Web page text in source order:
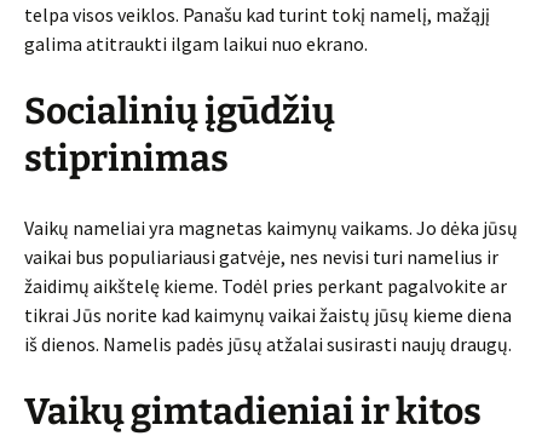
telpa visos veiklos. Panašu kad turint tokį namelį, mažąjį
galima atitraukti ilgam laikui nuo ekrano.
Socialinių įgūdžių
stiprinimas
Vaikų nameliai yra magnetas kaimynų vaikams. Jo dėka jūsų
vaikai bus populiariausi gatvėje, nes nevisi turi namelius ir
žaidimų aikštelę kieme. Todėl pries perkant pagalvokite ar
tikrai Jūs norite kad kaimynų vaikai žaistų jūsų kieme diena
iš dienos. Namelis padės jūsų atžalai susirasti naujų draugų.
Vaikų gimtadieniai ir kitos